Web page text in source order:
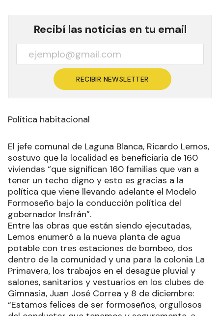
Recibí las noticias en tu email
RECIBIR NEWSLETTER
Política habitacional
El jefe comunal de Laguna Blanca, Ricardo Lemos,
sostuvo que la localidad es beneficiaria de 160
viviendas “que significan 160 familias que van a
tener un techo digno y esto es gracias a la
política que viene llevando adelante el Modelo
Formoseño bajo la conducción política del
gobernador Insfrán”.
Entre las obras que están siendo ejecutadas,
Lemos enumeró a la nueva planta de agua
potable con tres estaciones de bombeo, dos
dentro de la comunidad y una para la colonia La
Primavera, los trabajos en el desagüe pluvial y
salones, sanitarios y vestuarios en los clubes de
Gimnasia, Juan José Correa y 8 de diciembre:
“Estamos felices de ser formoseños, orgullosos